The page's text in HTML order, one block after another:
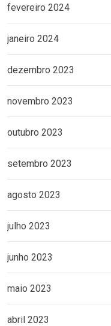
fevereiro 2024
janeiro 2024
dezembro 2023
novembro 2023
outubro 2023
setembro 2023
agosto 2023
julho 2023
junho 2023
maio 2023
abril 2023